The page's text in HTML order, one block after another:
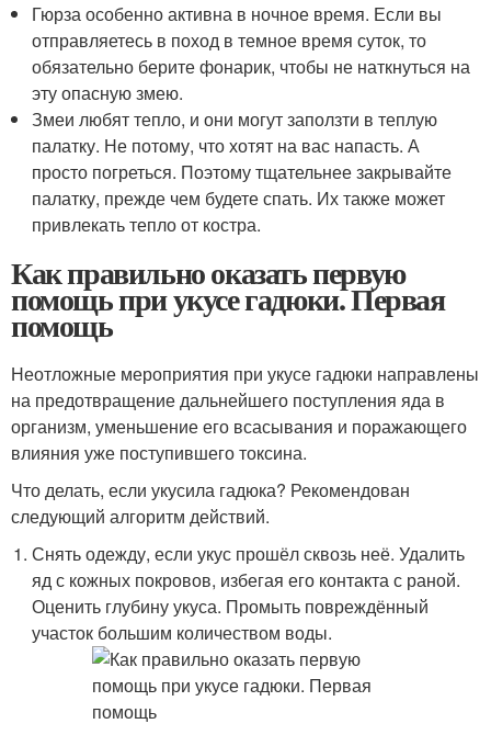
Гюрза особенно активна в ночное время. Если вы
отправляетесь в поход в темное время суток, то
обязательно берите фонарик, чтобы не наткнуться на
эту опасную змею.
Змеи любят тепло, и они могут заползти в теплую
палатку. Не потому, что хотят на вас напасть. А
просто погреться. Поэтому тщательнее закрывайте
палатку, прежде чем будете спать. Их также может
привлекать тепло от костра.
Как правильно оказать первую
помощь при укусе гадюки. Первая
помощь
Неотложные мероприятия при укусе гадюки направлены
на предотвращение дальнейшего поступления яда в
организм, уменьшение его всасывания и поражающего
влияния уже поступившего токсина.
Что делать, если укусила гадюка? Рекомендован
следующий алгоритм действий.
Снять одежду, если укус прошёл сквозь неё. Удалить
яд с кожных покровов, избегая его контакта с раной.
Оценить глубину укуса. Промыть повреждённый
участок большим количеством воды.